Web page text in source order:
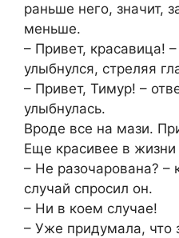
раньше него, значит,
меньше.
– Привет, красавица!
улыбнулся, стреляя
– Привет, Тимур! –
улыбнулась.
Вроде все на мази.
Еще красивее в жизни
– Не разочарована? –
случай спросил он.
– Ни в коем случае!
– Уже придумала, что